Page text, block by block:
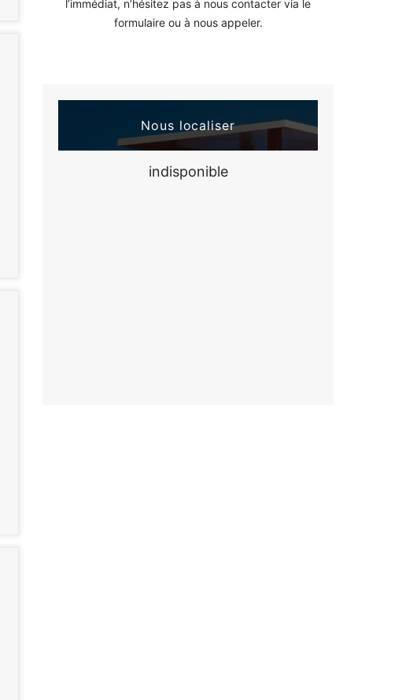
l’immédiat, n’hésitez pas à nous contacter via le
formulaire ou à nous appeler.
Nous localiser
indisponible